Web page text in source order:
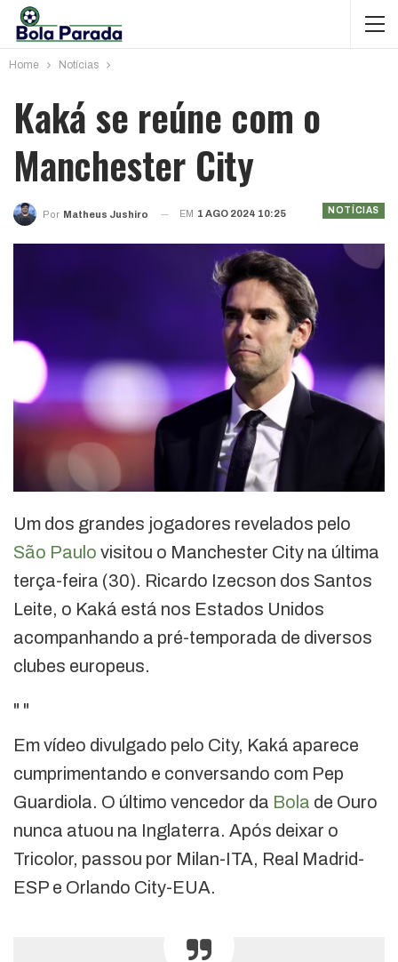
Home Notícias
Kaká se reúne com o
Manchester City
NOTÍCIAS
Por Matheus Jushiro EM 1 AGO 2024 10:25
Um dos grandes jogadores revelados pelo
São Paulo visitou o Manchester City na última
terça-feira (30). Ricardo Izecson dos Santos
Leite, o Kaká está nos Estados Unidos
acompanhando a pré-temporada de diversos
clubes europeus.
" "
Em vídeo divulgado pelo City, Kaká aparece
cumprimentando e conversando com Pep
Guardiola. O último vencedor da Bola de Ouro
nunca atuou na Inglaterra. Após deixar o
Tricolor, passou por Milan-ITA, Real Madrid-
ESP e Orlando City-EUA.